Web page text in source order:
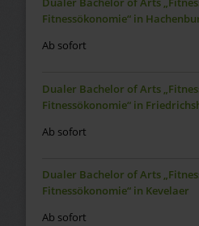
Fitnessökonomie“ in
Ab sofort
Dualer Bachelor of Arts
Fitnessökonomie“ in
Ab sofort
Dualer Bachelor of Arts
Fitnessökonomie“ in Kevelaer
Ab sofort